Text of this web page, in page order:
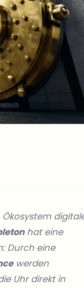
hat eine
Durch eine
werden
Uhr direkt in